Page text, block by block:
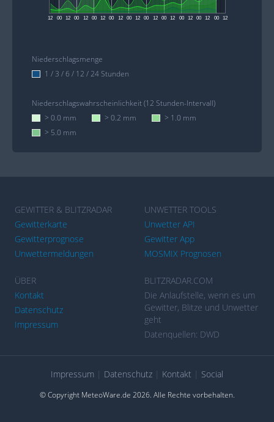
12 00 12 00 12 00 12 00 12 00 12 00 12 00 12 00 12 00 12 00 12
Niederschlagsmenge
1 / 3 / 6 / 12 / 24 Stunden
Niederschlagswahrscheinlichkeit (12 Stunden-Intervall)
> 0.0 mm
> 0.2 mm
> 1.0 mm
> 5.0 mm
GEWITTER & BLITZRADAR
Gewitterkarte
Gewitterprognose
Unwettermeldungen
UNWETTER TOOLS
Unwetter API
Gewitter App
MOSMIX Prognosen
ÜBER
Kontakt
Datenschutz
Impressum
BLITZRADAR.COM
Die Anlaufstelle, wenn es um
Gewitter, Blitze und Unwetter
geht
Datenquellen: DWD
Impressum Datenschutz Kontakt Social
© Copyright MeteoWare.de 2026. Alle Rechte vorbehalten.